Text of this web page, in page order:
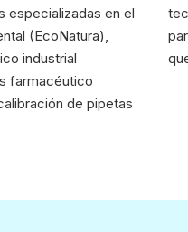
especializadas en el
(EcoNatura),
industrial
farmacéutico
de pipetas